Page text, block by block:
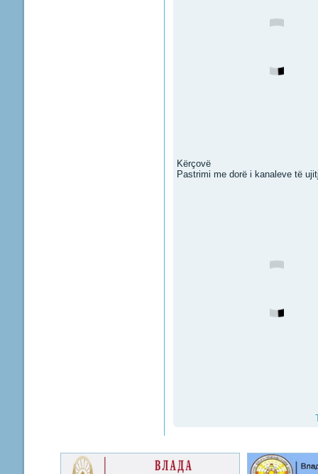
Kërçovë
Pastrimi me dorë i kanaleve të